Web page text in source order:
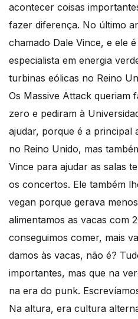
acontecer coisas
fazer diferença. No último
chamado Dale Vince, e ele
especialista em energia
turbinas eólicas no Reino
Os Massive Attack queriam
zero e pediram à
ajudar, porque é a principal
no Reino Unido, mas
Vince para ajudar as salas
os concertos. Ele também
vegan porque gerava
alimentamos as vacas com
conseguimos comer, mais
damos às vacas, não é?
importantes, mas que na
na era do punk.
Na altura, era cultura